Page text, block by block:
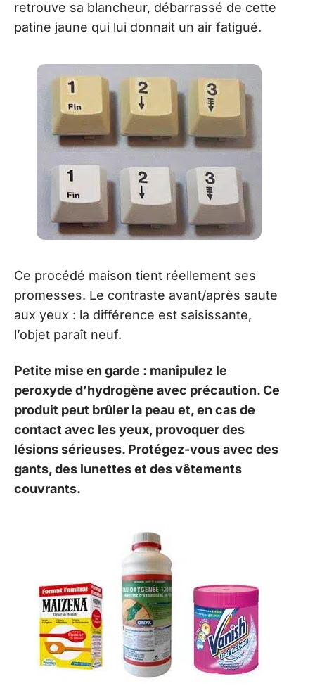
retrouve sa blancheur, débarrassé de cette
patine jaune qui lui donnait un air fatigué.
Ce procédé maison tient réellement ses
promesses. Le contraste avant/après saute
aux yeux : la différence est saisissante,
l’objet paraît neuf.
Petite mise en garde : manipulez le
peroxyde d’hydrogène avec précaution. Ce
produit peut brûler la peau et, en cas de
contact avec les yeux, provoquer des
lésions sérieuses. Protégez-vous avec des
gants, des lunettes et des vêtements
couvrants.